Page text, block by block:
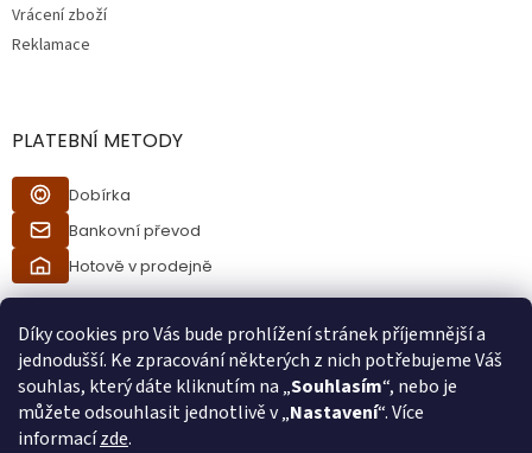
Díky cookies pro Vás bude prohlížení stránek příjemnější a
jednodušší. Ke zpracování některých z nich potřebujeme Váš
souhlas, který dáte kliknutím na „Souhlasím“, nebo je
můžete odsouhlasit jednotlivě v „Nastavení“. Více
informacízde.
Vrácení zboží
Reklamace
PLATEBNÍ METODY
Dobírka
Bankovní převod
Hotově v prodejně